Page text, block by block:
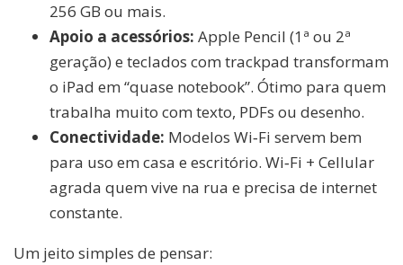
256 GB ou mais.
Apoio a acessórios: Apple Pencil (1ª ou 2ª
geração) e teclados com trackpad transformam
o iPad em “quase notebook”. Ótimo para quem
trabalha muito com texto, PDFs ou desenho.
Conectividade: Modelos Wi‑Fi servem bem
para uso em casa e escritório. Wi‑Fi + Cellular
agrada quem vive na rua e precisa de internet
constante.
Um jeito simples de pensar: